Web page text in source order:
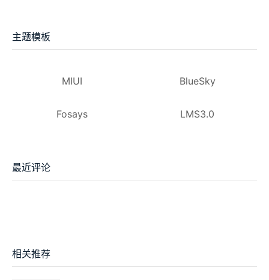
主题模板
MIUI BlueSky
Fosays LMS3.0
最近评论
相关推荐